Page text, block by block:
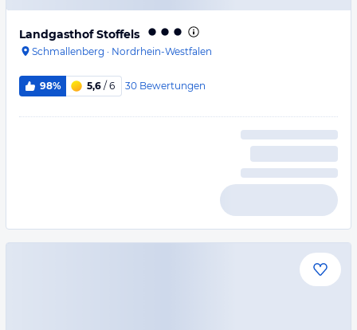
Landgasthof Stoffels
Schmallenberg · Nordrhein-Westfalen
98% 5,6 / 6 30 Bewertungen